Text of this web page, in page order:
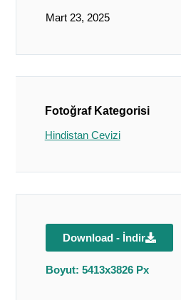
Mart 23, 2025
Fotoğraf Kategorisi
Hindistan Cevizi
Download - İndir
Boyut: 5413x3826 Px